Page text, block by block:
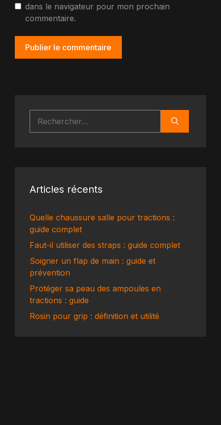
dans le navigateur pour mon prochain
commentaire.
Articles récents
Quelle chaussure salle pour tractions :
guide complet
Faut-il utiliser des straps : guide complet
Soigner un flap de main : guide et
prévention
Protéger sa peau des ampoules en
tractions : guide
Rosin pour grip : définition et utilité